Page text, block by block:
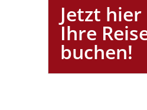
Jetzt hier
Ihre
buchen!